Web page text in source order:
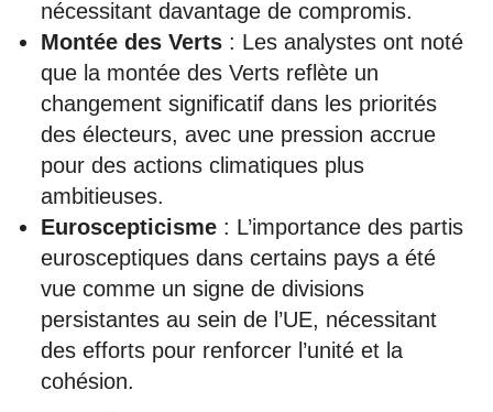
nécessitant davantage de compromis.
Montée des Verts : Les analystes ont noté
que la montée des Verts reflète un
changement significatif dans les priorités
des électeurs, avec une pression accrue
pour des actions climatiques plus
ambitieuses.
Euroscepticisme : L’importance des partis
eurosceptiques dans certains pays a été
vue comme un signe de divisions
persistantes au sein de l’UE, nécessitant
des efforts pour renforcer l’unité et la
cohésion.